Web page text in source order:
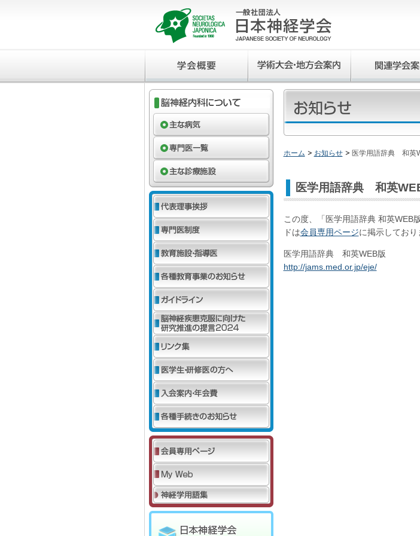
ホーム お知らせ 医学用語辞典 和英
医学用語辞典 和英
この度、「医学用語辞典 和英WEB
ドは会員専用ページに掲示しており
医学用語辞典 和英WEB版
http://jams.med.or.jp/eje/